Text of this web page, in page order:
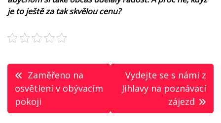
je to ještě za tak skvělou cenu?
Navigace
pro
příspěvek
Zaměřeno na
osvětlení v obývacím
pokoji
Vydejte se s námi z
Jihlavy na poznávací
zájezd